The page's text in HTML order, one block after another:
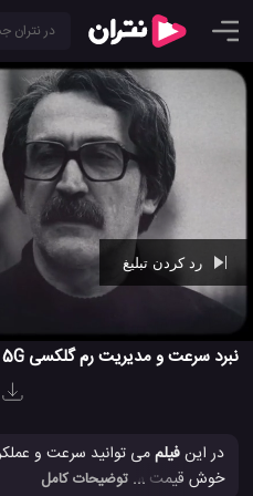
00:29
نبرد سرعت و مدیریت رم گلکسی A22 5G در مقابل گلکسی A52 5G
در اینفیلم
... توضیحات کامل